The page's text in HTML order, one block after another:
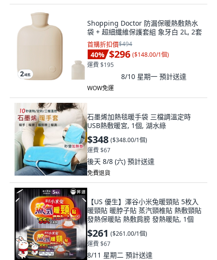
Shopping Doctor 防漏保暖熱敷熱水
袋 + 超細纖維保護套組 象牙白 2L, 2套
首購折扣價$494
40% $296 ($148.00/1個)
運費 $195
8/10 星期一 預計送達
WOW免運
石墨烯加熱毯暖手袋 三檔調溫定時
USB熱敷暖宮, 1個, 湖水綠
$348 ($348.00/1個)
運費 $67
後天 8/8 (六) 預計送達
免費退貨
【US 優生】澤谷小米兔暖頸貼 5枚入
暖頸貼 暖脖子貼 蒸汽頸椎貼 熱敷頸貼
發熱保暖貼 熱敷肩膀 發熱暖貼, 1個
$261 ($261.00/1個)
運費 $67
8/11 星期二 預計送達